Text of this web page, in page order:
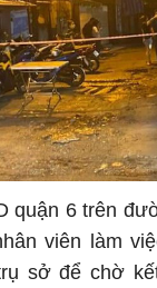
quận 6 trên
viên làm
sở để chờ